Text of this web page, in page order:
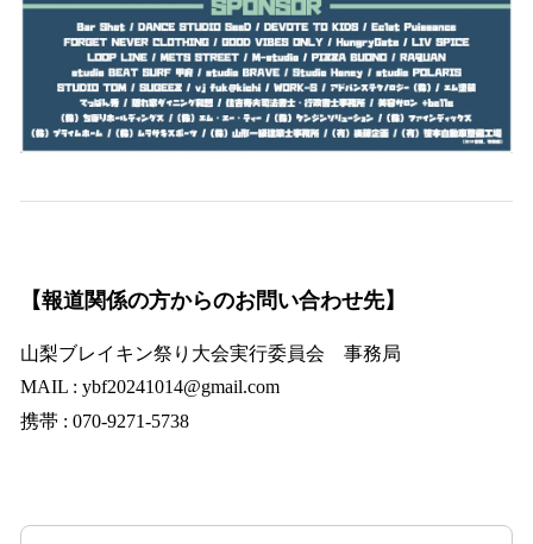
【報道関係の方からのお問い合わせ先】
山梨ブレイキン祭り大会実行委員会 事務局
MAIL : ybf20241014@gmail.com
携帯 : 070-9271-5738